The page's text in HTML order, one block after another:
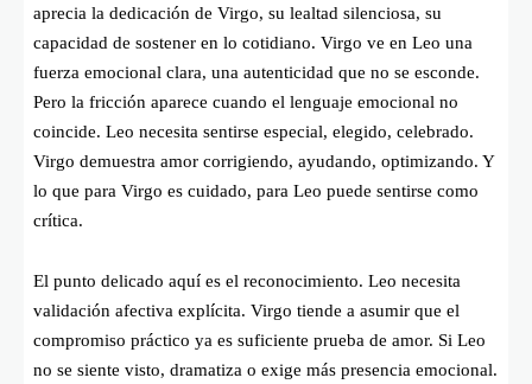
aprecia la dedicación de Virgo, su lealtad silenciosa, su
capacidad de sostener en lo cotidiano. Virgo ve en Leo una
fuerza emocional clara, una autenticidad que no se esconde.
Pero la fricción aparece cuando el lenguaje emocional no
coincide. Leo necesita sentirse especial, elegido, celebrado.
Virgo demuestra amor corrigiendo, ayudando, optimizando. Y
lo que para Virgo es cuidado, para Leo puede sentirse como
crítica.
El punto delicado aquí es el reconocimiento. Leo necesita
validación afectiva explícita. Virgo tiende a asumir que el
compromiso práctico ya es suficiente prueba de amor. Si Leo
no se siente visto, dramatiza o exige más presencia emocional.